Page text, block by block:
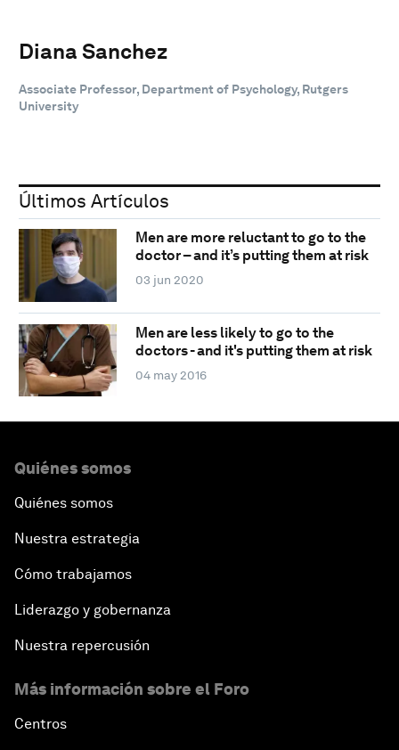
Diana Sanchez
Associate Professor, Department of Psychology, Rutgers
University
Últimos Artículos
Men are more reluctant to go to the
doctor – and it’s putting them at risk
03 jun 2020
Men are less likely to go to the
doctors - and it's putting them at risk
04 may 2016
Quiénes somos
Quiénes somos
Nuestra estrategia
Cómo trabajamos
Liderazgo y gobernanza
Nuestra repercusión
Más información sobre el Foro
Centros